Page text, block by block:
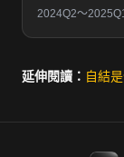
2024Q2～
延伸閱讀： 自結